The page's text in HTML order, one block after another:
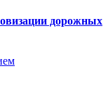
дорожных